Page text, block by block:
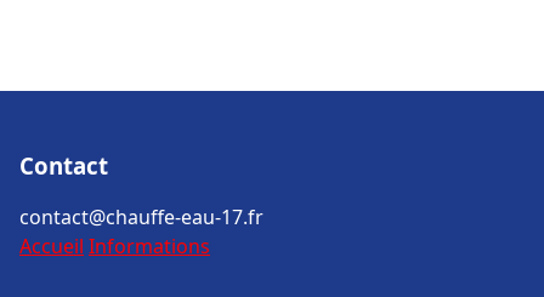
Contact
contact@chauffe-eau-17.fr
Accueil Informations